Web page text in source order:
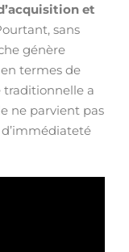
et
sans
génère
termes de
traditionnelle a
ne parvient pas